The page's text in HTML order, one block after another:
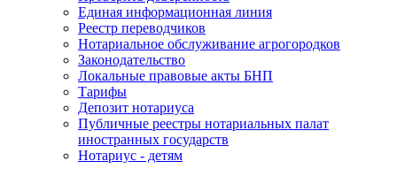
Единая информационная линия
Реестр переводчиков
Нотариальное обслуживание агрогородков
Законодательство
Локальные правовые акты БНП
Тарифы
Депозит нотариуса
Публичные реестры нотариальных палат
иностранных государств
Нотариус - детям